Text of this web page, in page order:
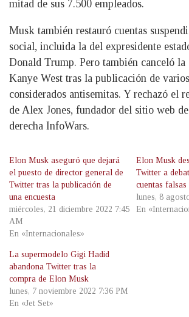
mitad de sus 7.500 empleados.
Musk también restauró cuentas
social, incluida la del expresidente
Donald Trump. Pero también canceló la
Kanye West tras la publicación de
considerados antisemitas. Y rechazó el
de Alex Jones, fundador del sitio web
derecha InfoWars.
Elon Musk aseguró que dejará
el puesto de director general de
Twitter tras la publicación de
una encuesta
miércoles, 21 diciembre 2022 7:45
AM
En «Internacionales»
Elon Musk
Twitter a
cuentas
lunes, 8
En
La supermodelo Gigi Hadid
abandona Twitter tras la
compra de Elon Musk
lunes, 7 noviembre 2022 7:36 PM
En «Jet Set»